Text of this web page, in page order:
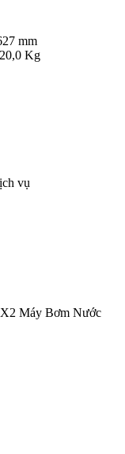
mm
Kg
vụ
Máy Bơm Nước